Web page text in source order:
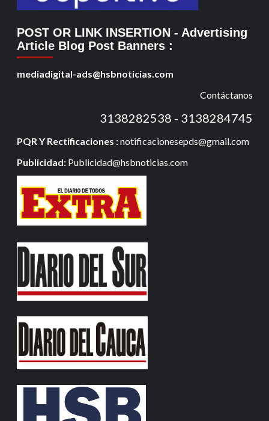
POST OR LINK INSERTION - Advertising
Article Blog Post Banners :
mediadigital-ads@hsbnoticias.com
Contáctanos
3138282538 - 3138284745
PQR Y Rectificaciones :notificacionesepds@gmail.com
Publicidad: Publicidad@hsbnoticias.com